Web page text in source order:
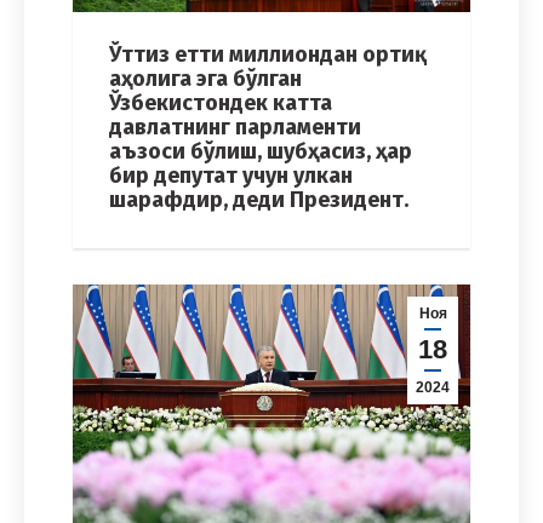
Ўттиз етти миллиондан ортиқ
аҳолига эга бўлган
Ўзбекистондек катта
давлатнинг парламенти
аъзоси бўлиш, шубҳасиз, ҳар
бир депутат учун улкан
шарафдир, деди Президент.
Ноя
18
2024